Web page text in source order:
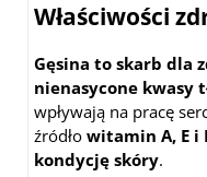
Właściwości
Gęsina to skarb dla
nienasycone kwasy
wpływają na pracę
źródło witamin A, E i
kondycję skóry.